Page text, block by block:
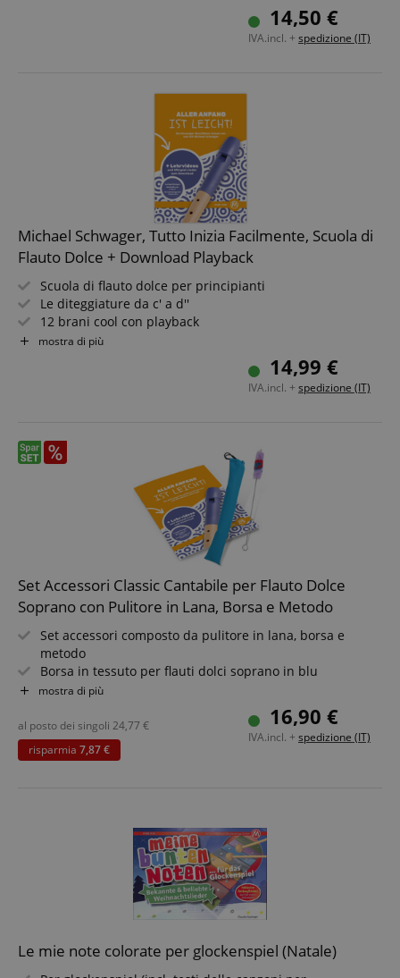
14,50 €
IVA.incl. + spedizione (IT)
Michael Schwager, Tutto Inizia Facilmente, Scuola di
Flauto Dolce + Download Playback
Scuola di flauto dolce per principianti
Le diteggiature da c' a d''
12 brani cool con playback
Formato DIN A4, 32 pagine
Video e PlayAlongs di tutti i brani in download
mostra di più
14,99 €
IVA.incl. + spedizione (IT)
Set Accessori Classic Cantabile per Flauto Dolce
Soprano con Pulitore in Lana, Borsa e Metodo
Set accessori composto da pulitore in lana, borsa e
metodo
Borsa in tessuto per flauti dolci soprano in blu
Lunghezza: 37 cm
Il flauto dolcenon è incluso!
mostra di più
16,90 €
IVA.incl. + spedizione (IT)
al posto dei singoli 24,77 €
risparmia 7,87 €
Le mie note colorate per glockenspiel (Natale)